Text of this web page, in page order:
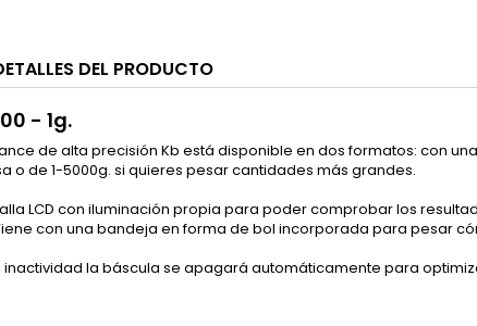
DEL PRODUCTO
- 1g.
de alta precisión Kb está disponible en dos formatos: con
o de 1-5000g. si quieres pesar cantidades más grandes.
LCD con iluminación propia para poder comprobar los
con una bandeja en forma de bol incorporada para pesar
inactividad la báscula se apagará automáticamente para